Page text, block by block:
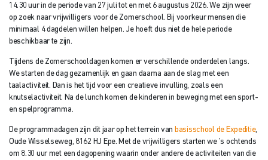
14.30 uur in de periode van 27 juli tot en met 6 augustus 2026. We zijn weer
op zoek naar vrijwilligers voor de Zomerschool. Bij voorkeur mensen die
minimaal 4 dagdelen willen helpen. Je hoeft dus niet de hele periode
beschikbaar te zijn.
Tijdens de Zomerschooldagen komen er verschillende onderdelen langs.
We starten de dag gezamenlijk en gaan daarna aan de slag met een
taalactiviteit. Dan is het tijd voor een creatieve invulling, zoals een
knutselactiviteit. Na de lunch komen de kinderen in beweging met een sport-
en spelprogramma.
De programmadagen zijn dit jaar op het terrein van basisschool de Expeditie,
Oude Wisselseweg, 8162 HJ Epe. Met de vrijwilligers starten we ’s ochtends
om 8.30 uur met een dagopening waarin onder andere de activiteiten van die